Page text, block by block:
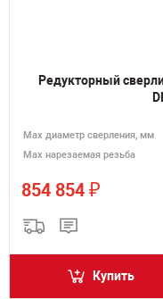
Редукторный
Мах диаметр сверления, мм
Мах нарезаемая резьба
854 854 ₽
Купить